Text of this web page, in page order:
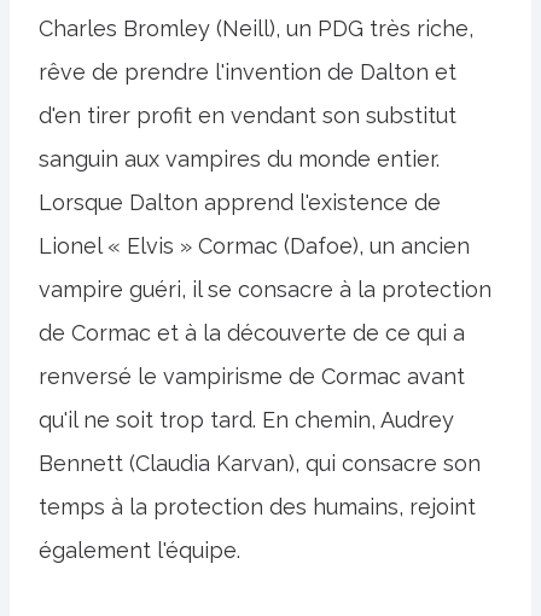
Charles Bromley (Neill), un PDG très riche,
rêve de prendre l'invention de Dalton et
d'en tirer profit en vendant son substitut
sanguin aux vampires du monde entier.
Lorsque Dalton apprend l'existence de
Lionel « Elvis » Cormac (Dafoe), un ancien
vampire guéri, il se consacre à la protection
de Cormac et à la découverte de ce qui a
renversé le vampirisme de Cormac avant
qu'il ne soit trop tard. En chemin, Audrey
Bennett (Claudia Karvan), qui consacre son
temps à la protection des humains, rejoint
également l'équipe.